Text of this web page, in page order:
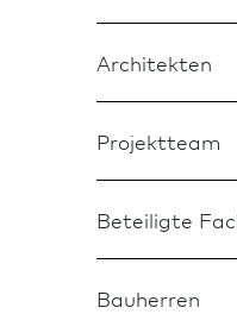
Architekten
Projektteam
Beteiligte
Bauherren